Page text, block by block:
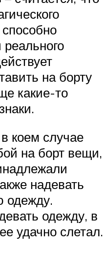
на борту
какие-то
коем случае
на борт вещи,
надевать
одежду.
одежду, в
удачно слетал.